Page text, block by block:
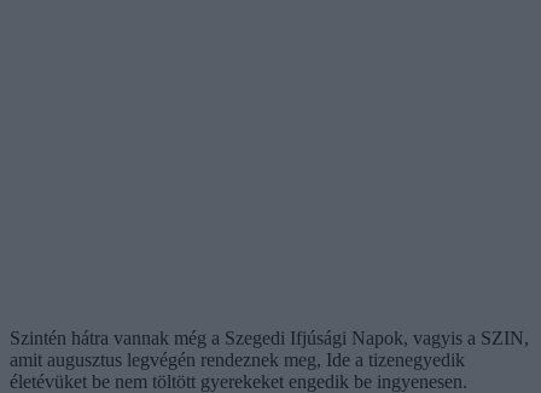
Szintén hátra vannak még a Szegedi Ifjúsági Napok, vagyis a SZIN,
amit augusztus legvégén rendeznek meg, Ide a tizenegyedik
életévüket be nem töltött gyerekeket engedik be ingyenesen.